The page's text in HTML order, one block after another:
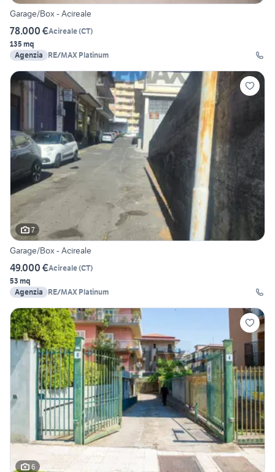
Garage/Box - Acireale
78.000 €Acireale(CT)
135 mq
Agenzia
RE/MAX Platinum
7
Garage/Box - Acireale
49.000 €Acireale(CT)
53 mq
Agenzia
RE/MAX Platinum
6